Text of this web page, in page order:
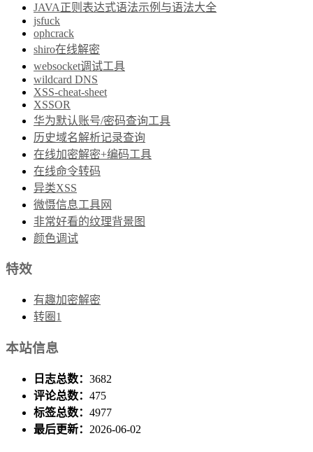
JAVA正则表达式语法示例与语法大全
jsfuck
ophcrack
shiro在线解密
websocket调试工具
wildcard DNS
XSS-cheat-sheet
XSSOR
华为默认账号/密码查询工具
历史域名解析记录查询
在线加密解密+编码工具
在线命令转码
异类XSS
微慑信息工具网
非常好看的纹理背景图
颜色调试
特效
有趣加密解密
转圈1
本站信息
日志总数： 3682
评论总数： 475
标签总数： 4977
最后更新： 2026-06-02